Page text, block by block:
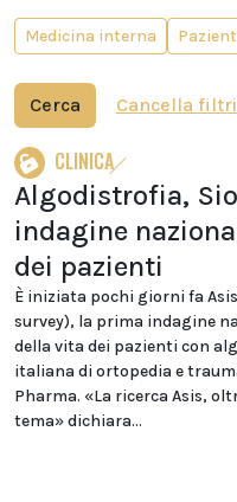
Medicina interna
Cerca Cancella filtri
CLINICA
Algodistrofia,
indagine
dei pazienti
È iniziata pochi giorni fa
survey), la prima indagine
della vita dei pazienti con
italiana di ortopedia e
Pharma. «La ricerca Asis,
tema» dichiara...